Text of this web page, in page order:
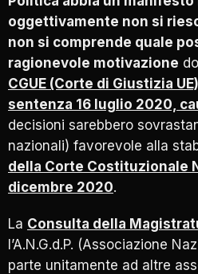
oggettivamente non si
non si comprende quale
ragionevole motivazione
CGUE (Corte di Giustizia
sentenza 16 luglio 2020,
decisioni sarebbero
nazionali) favorevole alla
della Corte Costituzionale
dicembre 2020.
La Consulta della
l’A.N.G.d.P. (Associazione
parte unitamente ad altre